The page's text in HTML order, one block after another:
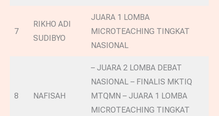
7
RIKHO ADI
SUDIBYO
JUARA 1 LOMBA
MICROTEACHING TINGKAT
NASIONAL
8 NAFISAH
– JUARA 2 LOMBA DEBAT
NASIONAL – FINALIS MKTIQ
MTQMN – JUARA 1 LOMBA
MICROTEACHING TINGKAT